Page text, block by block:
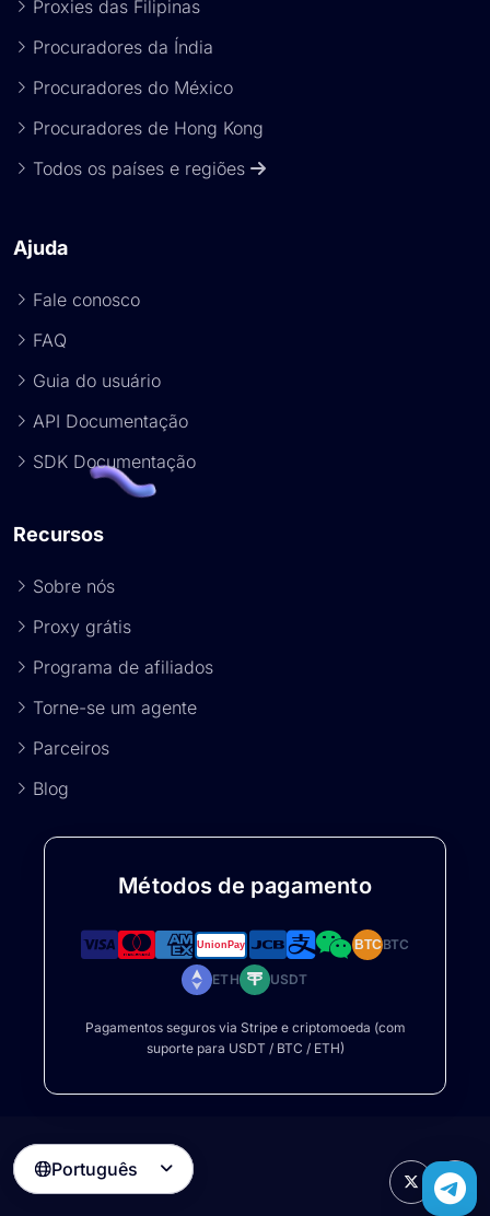
Proxies das Filipinas
Procuradores da Índia
Procuradores do México
Procuradores de Hong Kong
Todos os países e regiões
Ajuda
Fale conosco
FAQ
Guia do usuário
API Documentação
SDK Documentação
Recursos
Sobre nós
Proxy grátis
Programa de afiliados
Torne-se um agente
Parceiros
Blog
Métodos de pagamento
BTCBTC
ETH USDT
Pagamentos seguros via Stripe e criptomoeda (com
suporte para USDT / BTC / ETH)
Português 